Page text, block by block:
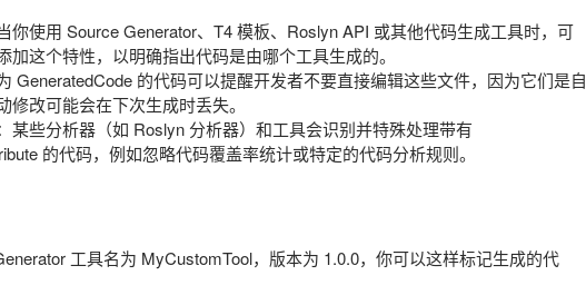
你使用 Source Generator、T4 模板、Roslyn API 或其他代码生成工具时，可
加这个特性，以明确指出代码是由哪个工具生成的。
GeneratedCode的代码可以提醒开发者不要直接编辑这些文件，因为它们是自
修改可能会在下次生成时丢失。
某些分析器（如 Roslyn 分析器）和工具会识别并特殊处理带有
的代码，例如忽略代码覆盖率统计或特定的代码分析规则。
工具名为 MyCustomTool，版本为 1.0.0，你可以这样标记生成的代